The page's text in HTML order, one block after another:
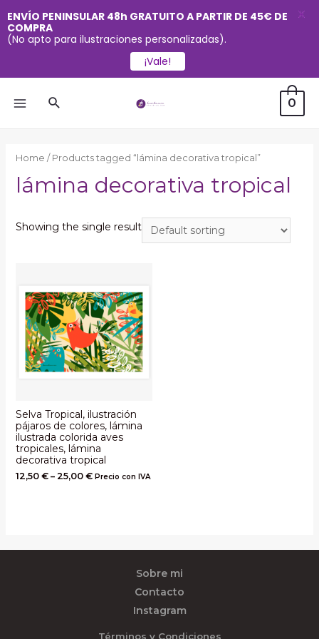
Buscar 0
Home / Products tagged “lámina decorativa tropical”
lámina decorativa tropical
Showing the single result
Selva Tropical, ilustración
pájaros de colores, lámina
ilustrada colorida aves
tropicales, lámina
decorativa tropical
12,50 €– 25,00 € Precio con IVA
Sobre mi
Contacto
Instagram
Términos y Condiciones
ENVÍO PENINSULAR 48h GRATUITO A PARTIR DE 45€ DE
COMPRA
(No apto para ilustraciones personalizadas).
¡Vale!
X